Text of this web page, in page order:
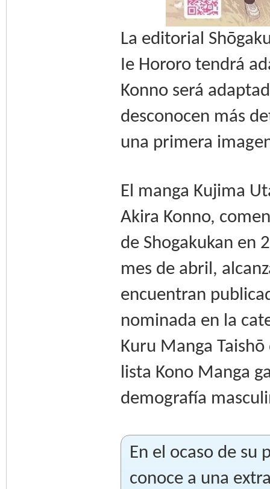
La editorial
Ie Hororo tendrá
Konno será
desconocen más
una primera
El manga Kujima
Akira Konno,
de Shogakukan en
mes de abril,
encuentran
nominada en la
Kuru Manga
lista Kono Manga
demografía
En el ocaso de
conoce a una